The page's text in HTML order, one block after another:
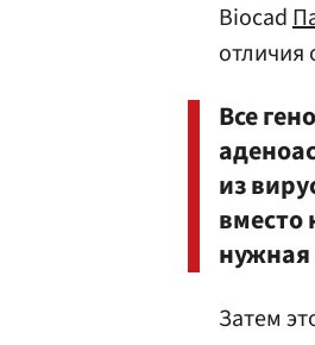
Biocad
отличия
Все
из
вместо
нужная
Затем